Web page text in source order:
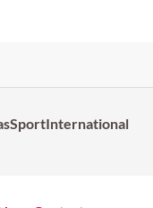
SportInternational